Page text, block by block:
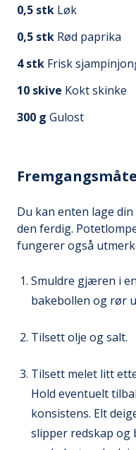
0,5 stk Løk
0,5 stk Rød paprika
4 stk Frisk
10 skive Kokt skinke
300 g Gulost
Du kan enten lage
den ferdig.
fungerer også
Smuldre gjæren i
bakebollen og rør
Tilsett olje og salt.
Tilsett melet litt
Hold eventuelt
konsistens. Elt
slipper redskap og